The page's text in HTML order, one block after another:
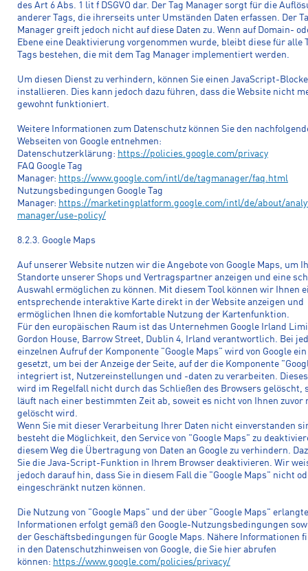
des Art 6 Abs. 1 lit f DSGVO dar. Der Tag Manager sorgt für die
anderer Tags, die ihrerseits unter Umständen Daten erfassen. Der
Manager greift jedoch nicht auf diese Daten zu. Wenn auf Domain-
Ebene eine Deaktivierung vorgenommen wurde, bleibt diese für alle
Tags bestehen, die mit dem Tag Manager implementiert werden.
Um diesen Dienst zu verhindern, können Sie einen JavaScript-
installieren. Dies kann jedoch dazu führen, dass die Website nicht
gewohnt funktioniert.
Weitere Informationen zum Datenschutz können Sie den
Webseiten von Google entnehmen:
Datenschutzerklärung: https://policies.google.com/privacy
FAQ Google Tag
Manager: https://www.google.com/intl/de/tagmanager/faq.html
Nutzungsbedingungen Google Tag
Manager: https://marketingplatform.google.com/intl/de/about/
manager/use-policy/
8.2.3. Google Maps
Auf unserer Website nutzen wir die Angebote von Google Maps, um
Standorte unserer Shops und Vertragspartner anzeigen und eine
Auswahl ermöglichen zu können. Mit diesem Tool können wir Ihnen
entsprechende interaktive Karte direkt in der Website anzeigen und
ermöglichen Ihnen die komfortable Nutzung der Kartenfunktion.
Für den europäischen Raum ist das Unternehmen Google Irland
Gordon House, Barrow Street, Dublin 4, Irland verantwortlich. Bei
einzelnen Aufruf der Komponente "Google Maps" wird von Google
gesetzt, um bei der Anzeige der Seite, auf der die Komponente
integriert ist, Nutzereinstellungen und -daten zu verarbeiten.
wird im Regelfall nicht durch das Schließen des Browsers gelöscht,
läuft nach einer bestimmten Zeit ab, soweit es nicht von Ihnen zuvor
gelöscht wird.
Wenn Sie mit dieser Verarbeitung Ihrer Daten nicht einverstanden
besteht die Möglichkeit, den Service von "Google Maps" zu
diesem Weg die Übertragung von Daten an Google zu verhindern.
Sie die Java-Script-Funktion in Ihrem Browser deaktivieren. Wir
jedoch darauf hin, dass Sie in diesem Fall die "Google Maps" nicht
eingeschränkt nutzen können.
Die Nutzung von "Google Maps" und der über "Google Maps"
Informationen erfolgt gemäß den Google-Nutzungsbedingungen
der Geschäftsbedingungen für Google Maps. Nähere Informationen
in den Datenschutzhinweisen von Google, die Sie hier abrufen
können: https://www.google.com/policies/privacy/